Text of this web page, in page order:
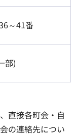
～41番
部)
直接各町会・自
の連絡先につい